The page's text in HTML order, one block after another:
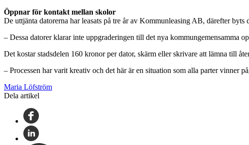
Öppnar för kontakt mellan skolor
De uttjänta datorerna har leasats på tre år av Kommunleasing AB, därefter
– Dessa datorer klarar inte uppgraderingen till det nya kommungemensamma
Det kostar stadsdelen 160 kronor per dator, skärm eller skrivare att lämna till
– Processen har varit kreativ och det här är en situation som alla parter vinner
Maria Löfström
Dela artikel